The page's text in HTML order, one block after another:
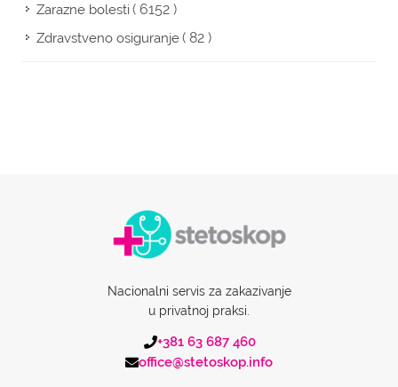
Zarazne bolesti( 6152 )
Zdravstveno osiguranje( 82 )
Nacionalni servis za zakazivanje
u privatnoj praksi.
+381 63 687 460
office@stetoskop.info